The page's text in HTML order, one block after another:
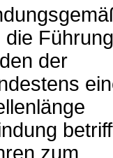
Führung
der
zum